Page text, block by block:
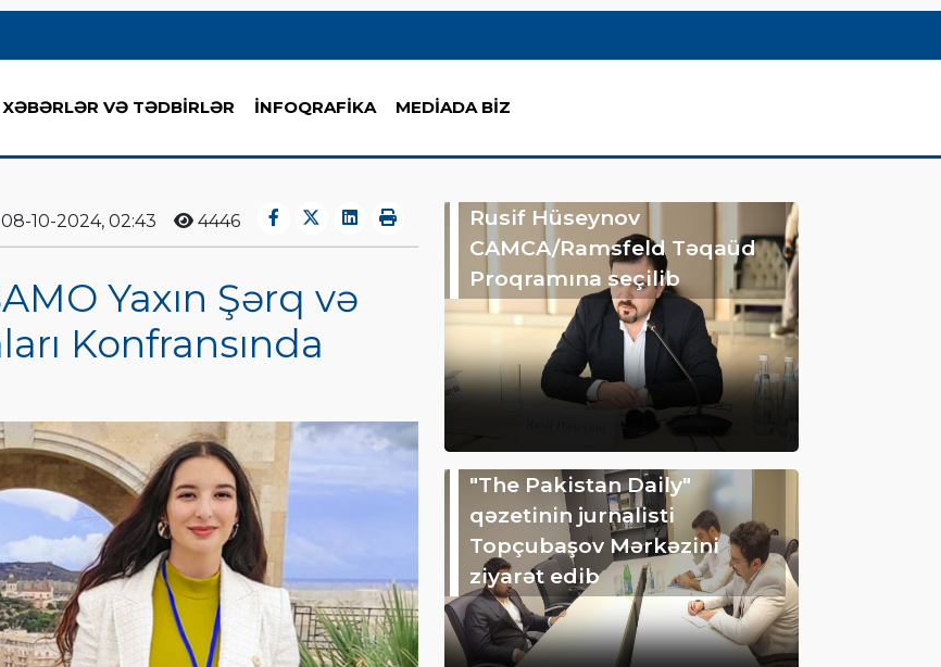
XƏBƏRLƏR VƏ TƏDBİRLƏR İNFOQRAFİKA MEDİADA BİZ
08-10-2024, 02:43 4446
Yaxın Şərq və
Konfransında
Rusif Hüseynov
CAMCA/Ramsfeld Təqaüd
Proqramına seçilib
"The Pakistan Daily"
qəzetinin jurnalisti
Topçubaşov Mərkəzini
ziyarət edib